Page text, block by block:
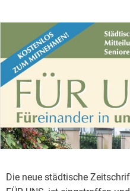
Die neue städtische